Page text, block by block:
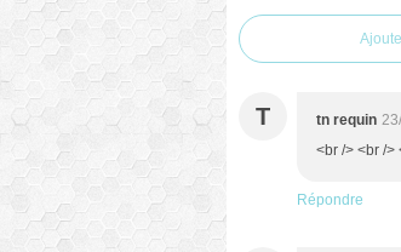
T tn requin
<br /> <br />
Répondre